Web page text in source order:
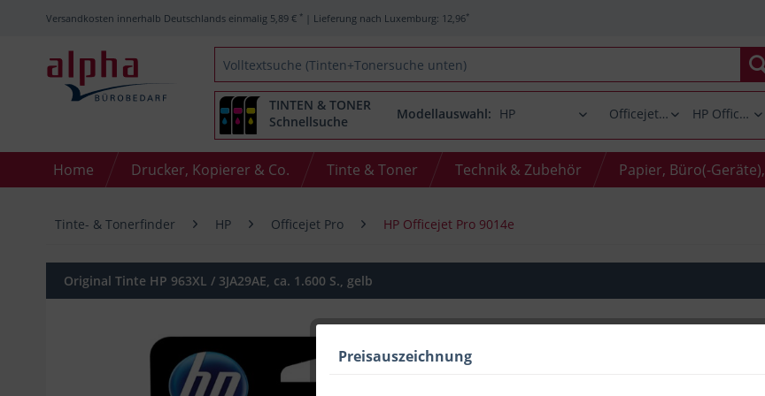
Versandkosten innerhalb Deutschlands einmalig 5,89 € * | Lieferung nach Luxemburg: 12,96*
TINTEN & TONER
Schnellsuche
Modellauswahl:
Home Drucker, Kopierer & Co. Tinte & Toner Technik & Zubehör Papier, Büro(-
Tinte- & Tonerfinder HP Officejet Pro HP Officejet Pro 9014e
Original Tinte HP 963XL / 3JA29AE, ca. 1.600 S., gelb
Preisauszeichnung